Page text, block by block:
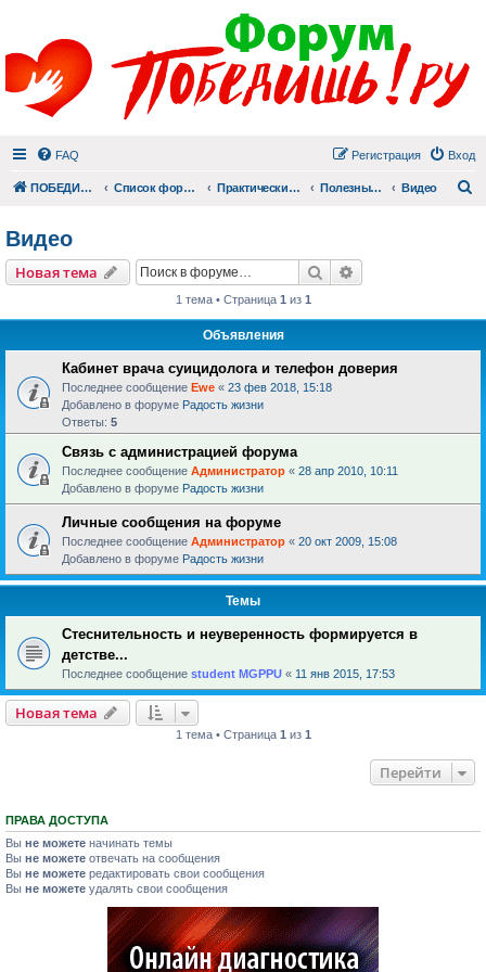
FAQ Вход
Регистрация
ПОБЕДИШЬ.РУ Список форумов Практический раздел Полезные материалы Видео
Видео
Новая тема Поиск
1 тема • Страница 1 из 1
Объявления
Кабинет врача суицидолога и телефон доверия
Последнее сообщение Ewe « 23 фев 2018, 15:18
Добавлено в форуме Радость жизни
Ответы: 5
Связь с администрацией форума
Последнее сообщение Администратор « 28 апр 2010, 10:11
Добавлено в форуме Радость жизни
Личные сообщения на форуме
Последнее сообщение Администратор « 20 окт 2009, 15:08
Добавлено в форуме Радость жизни
Темы
Стеснительность и неуверенность формируется в
детстве...
Последнее сообщение student MGPPU « 11 янв 2015, 17:53
Новая тема
1 тема • Страница 1 из 1
Перейти
ПРАВА ДОСТУПА
Вы не можете начинать темы
Вы не можете отвечать на сообщения
Вы не можете редактировать свои сообщения
Вы не можете удалять свои сообщения